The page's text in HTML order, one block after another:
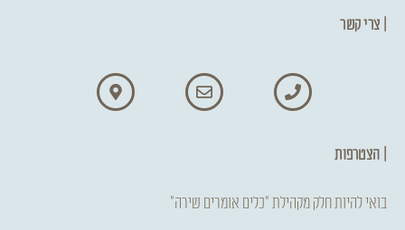
| צרי קשר
| הצטרפות
בואי להיות חלק מקהילת "כלים אומרים שירה"